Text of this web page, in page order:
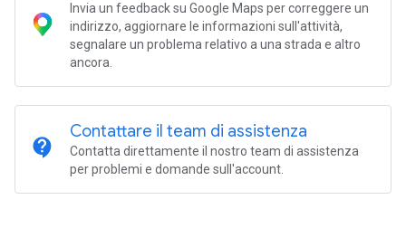
Invia un feedback su Google Maps per correggere un
indirizzo, aggiornare le informazioni sull'attività,
segnalare un problema relativo a una strada e altro
ancora.
contact_support
Contattare il team di assistenza
Contatta direttamente il nostro team di assistenza
per problemi e domande sull'account.